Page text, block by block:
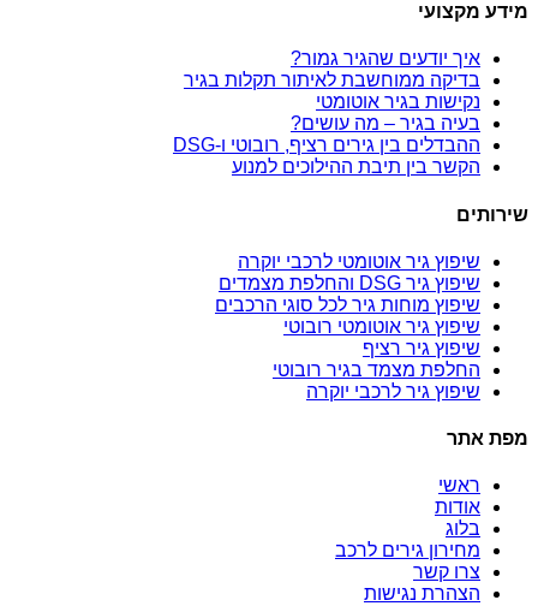
מידע מקצועי
איך יודעים שהגיר גמור?
בדיקה ממוחשבת לאיתור תקלות בגיר
נקישות בגיר אוטומטי
בעיה בגיר – מה עושים?
ההבדלים בין גירים רציף, רובוטי ו-DSG
הקשר בין תיבת ההילוכים למנוע
שירותים
שיפוץ גיר אוטומטי לרכבי יוקרה
שיפוץ גיר DSG והחלפת מצמדים
שיפוץ מוחות גיר לכל סוגי הרכבים
שיפוץ גיר אוטומטי רובוטי
שיפוץ גיר רציף
החלפת מצמד בגיר רובוטי
שיפוץ גיר לרכבי יוקרה
מפת אתר
ראשי
אודות
בלוג
מחירון גירים לרכב
צרו קשר
הצהרת נגישות